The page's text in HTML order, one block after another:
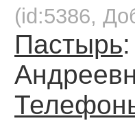
(id:5386,
Пастырь